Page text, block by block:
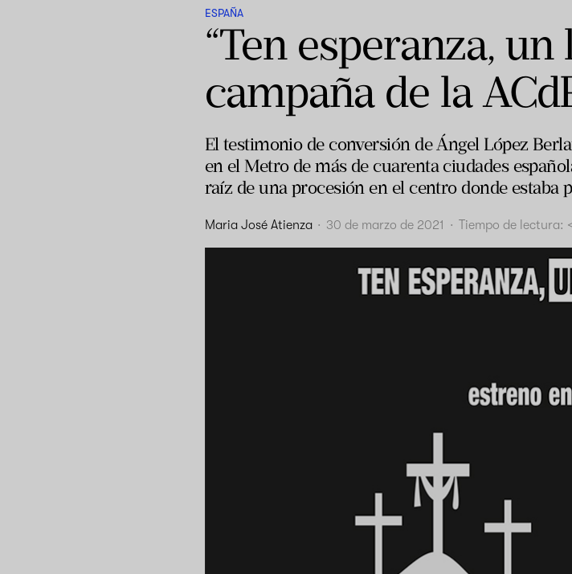
ESPAÑA
“Ten esperanza,
campaña de la
El testimonio de conversión de Ángel López
en el Metro de más de cuarenta ciudades
raíz de una procesión en el centro donde estaba
Maria José Atienza · 30 de marzo de 2021 · Tiempo de lectura: